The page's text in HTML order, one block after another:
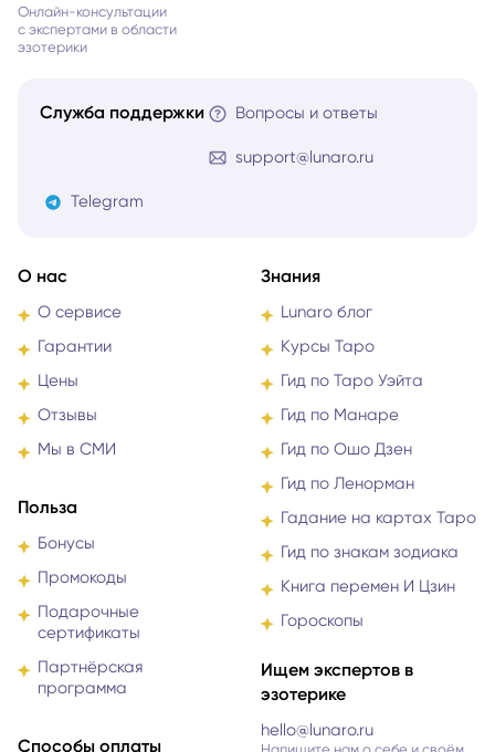
Онлайн-консультации
с экспертами в области
эзотерики
Служба поддержки Вопросы и ответы
support@lunaro.ru
Telegram
О нас
О сервисе
Гарантии
Цены
Отзывы
Мы в СМИ
Польза
Бонусы
Промокоды
Подарочные
сертификаты
Партнёрская
программа
Способы оплаты
Знания
Lunaro блог
Курсы Таро
Гид по Таро Уэйта
Гид по Манаре
Гид по Ошо Дзен
Гид по Ленорман
Гадание на картах Таро
Гид по знакам зодиака
Книга перемен И Цзин
Гороскопы
Ищем экспертов в
эзотерике
hello@lunaro.ru